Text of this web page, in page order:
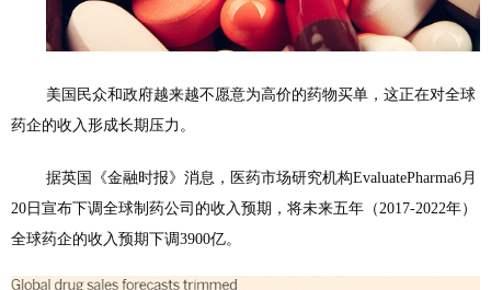
美国民众和政府越来越不愿意为高价的药物买单，这正在对全球
药企的收入形成长期压力。
据英国 《金融时报》 消息，医药市场研究机构EvaluatePharma6月
20日宣布下调全球制药公司的收入预期，将未来五年（2017-2022年）
全球药企的收入预期下调3900亿。